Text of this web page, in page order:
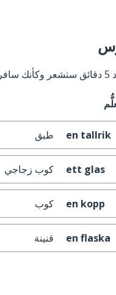
en tallrik طبق
ett glas كوب زجاجي
en kopp كوب
en flaska قنينة